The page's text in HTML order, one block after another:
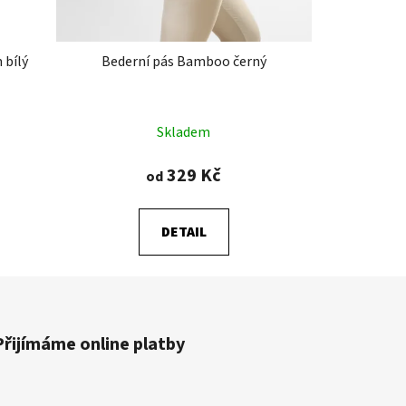
bílý Bederní pás Bamboo černý
hodnocení
produktu
5,0
z
Skladem
od329 Kč
DETAIL
online platby